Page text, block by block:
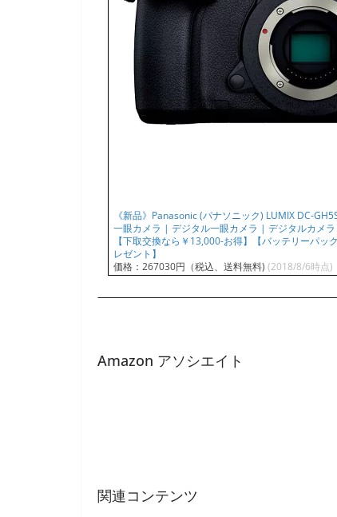
《新品》Panasonic (パナソニック) LUMIX DC-
一眼カメラ | デジタル一眼カメラ | デジタルカメラ
【下取交換なら￥13,000-お得】【バッテリーパッ
レゼント】
価格：267030円（税込、送料無料) (2018/8/6時点)
Amazon アソシエイト
関連コンテンツ